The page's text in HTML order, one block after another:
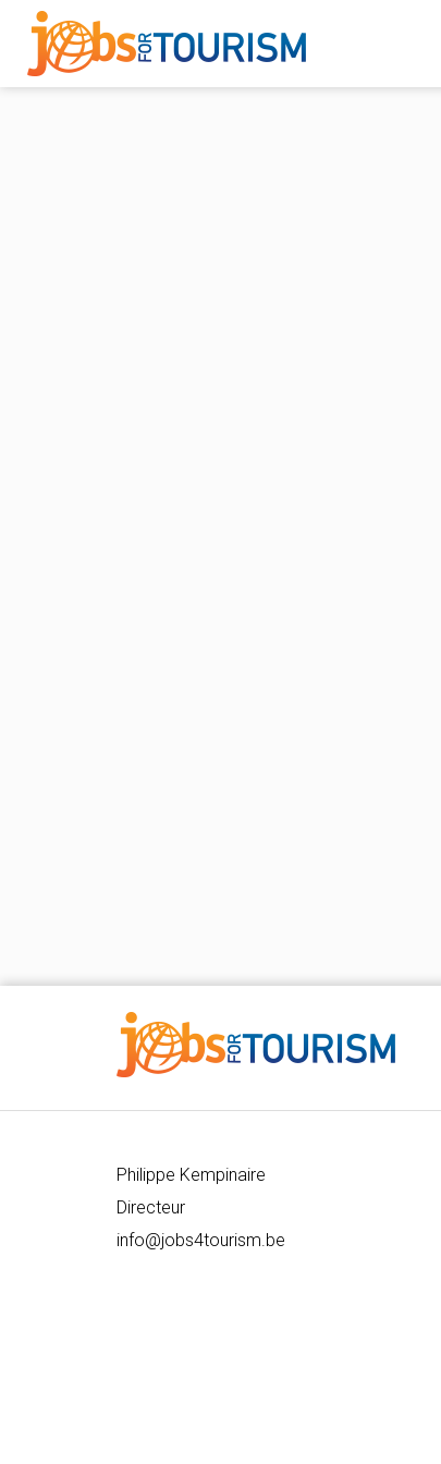
Philippe Kempinaire
Directeur
info@jobs4tourism.be